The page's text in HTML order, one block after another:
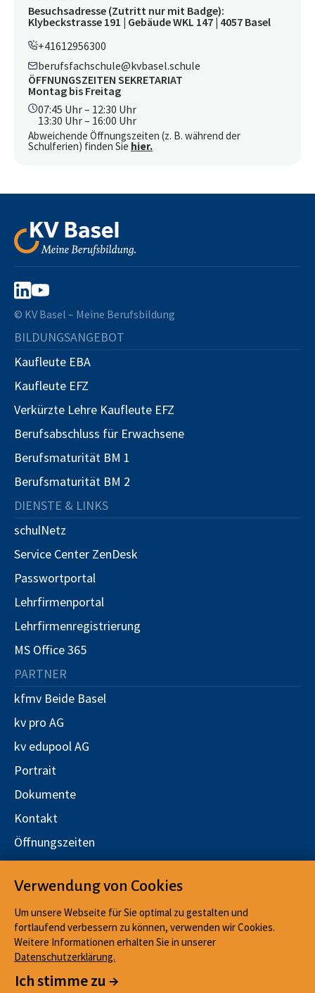
Besuchsadresse (Zutritt nur mit Badge):
Klybeckstrasse 191 | Gebäude WKL 147 | 4057 Basel
+41612956300
berufsfachschule@kvbasel.schule
ÖFFNUNGSZEITEN SEKRETARIAT
Montag bis Freitag
07:45 Uhr – 12:30 Uhr
13:30 Uhr – 16:00 Uhr
Abweichende Öffnungszeiten (z. B. während der
Schulferien) finden Sie hier.
© KV Basel – Meine Berufsbildung
BILDUNGSANGEBOT
Kaufleute EBA
Kaufleute EFZ
Verkürzte Lehre Kaufleute EFZ
Berufsabschluss für Erwachsene
Berufsmaturität BM 1
Berufsmaturität BM 2
DIENSTE & LINKS
schulNetz
Service Center ZenDesk
Passwortportal
Lehrfirmenportal
Lehrfirmenregistrierung
MS Office 365
PARTNER
kfmv Beide Basel
kv pro AG
kv edupool AG
Portrait
Dokumente
Kontakt
Öffnungszeiten
Stellen
Qualitätsmanagement
Verwendung von Cookies
Um unsere Webseite für Sie optimal zu gestalten und
fortlaufend verbessern zu können, verwenden wir Cookies.
Weitere Informationen erhalten Sie in unserer
Datenschutzerklärung.
Ich stimme zu →